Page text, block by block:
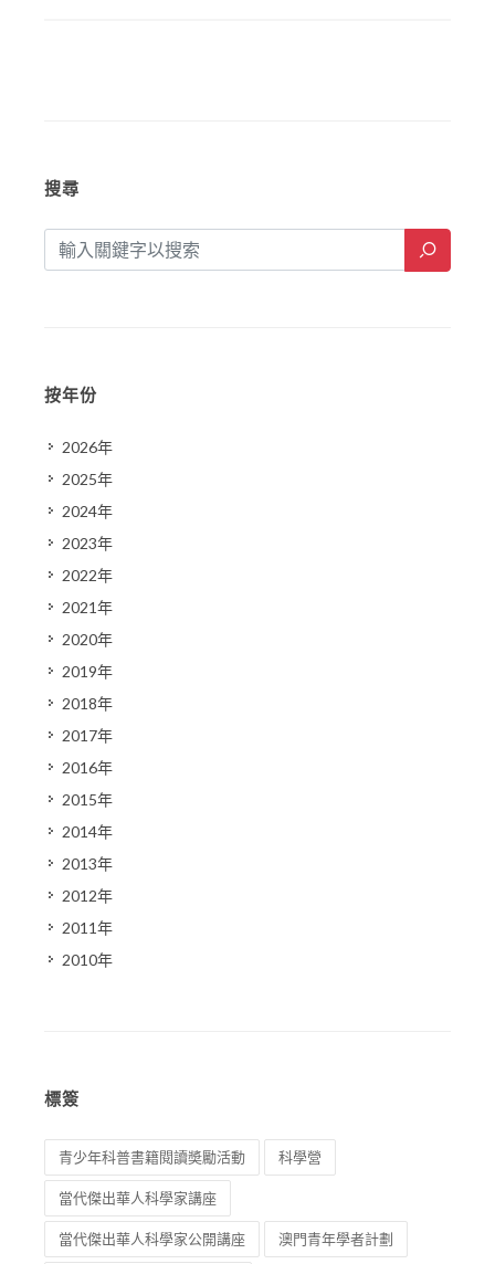
搜尋
按年份
2026年
2025年
2024年
2023年
2022年
2021年
2020年
2019年
2018年
2017年
2016年
2015年
2014年
2013年
2012年
2011年
2010年
標簽
青少年科普書籍閱讀奬勵活動 科學營
當代傑出華人科學家講座
當代傑出華人科學家公開講座 澳門青年學者計劃